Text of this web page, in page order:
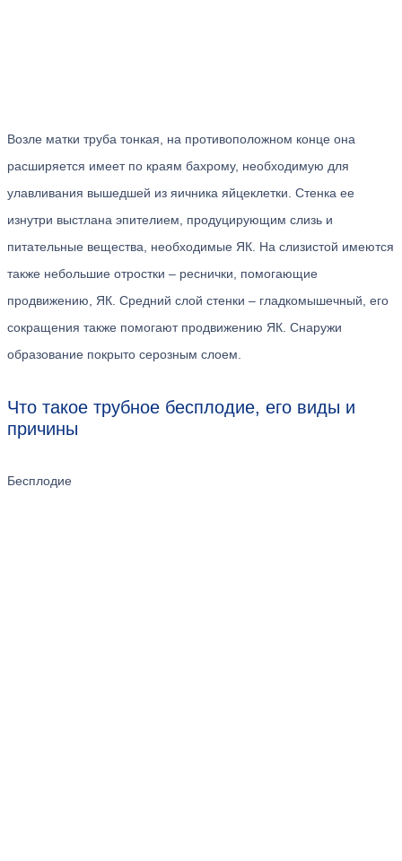
Возле матки труба тонкая, на противоположном конце она
расширяется имеет по краям бахрому, необходимую для
улавливания вышедшей из яичника яйцеклетки. Стенка ее
изнутри выстлана эпителием, продуцирующим слизь и
питательные вещества, необходимые ЯК. На слизистой имеются
также небольшие отростки – реснички, помогающие
продвижению, ЯК. Средний слой стенки – гладкомышечный, его
сокращения также помогают продвижению ЯК. Снаружи
образование покрыто серозным слоем.
Что такое трубное бесплодие, его виды и
причины
Бесплодие